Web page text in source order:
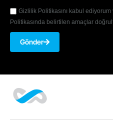
Gizlilik Politikasını kabul
Politikasında belirtilen amaçlar
Gönder